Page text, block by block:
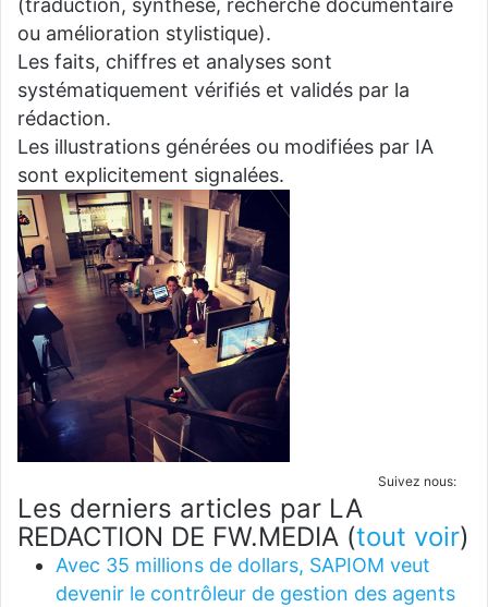
(traduction, synthèse, recherche documentaire
ou amélioration stylistique).
Les faits, chiffres et analyses sont
systématiquement vérifiés et validés par la
rédaction.
Les illustrations générées ou modifiées par IA
sont explicitement signalées.
Suivez nous:
Les derniers articles par LA
REDACTION DE FW.MEDIA (tout voir)
Avec 35 millions de dollars, SAPIOM veut
devenir le contrôleur de gestion des agents